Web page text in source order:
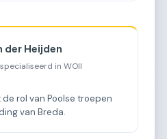
der Heijden
in WOII
rol van Poolse troepen
van Breda.